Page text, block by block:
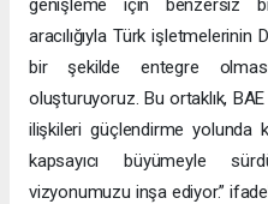
aracılığıyla Türk
bir şekilde entegre
oluşturuyoruz. Bu ortaklık,
ilişkileri güçlendirme yolunda
kapsayıcı büyümeyle
vizyonumuzu inşa ediyor.”